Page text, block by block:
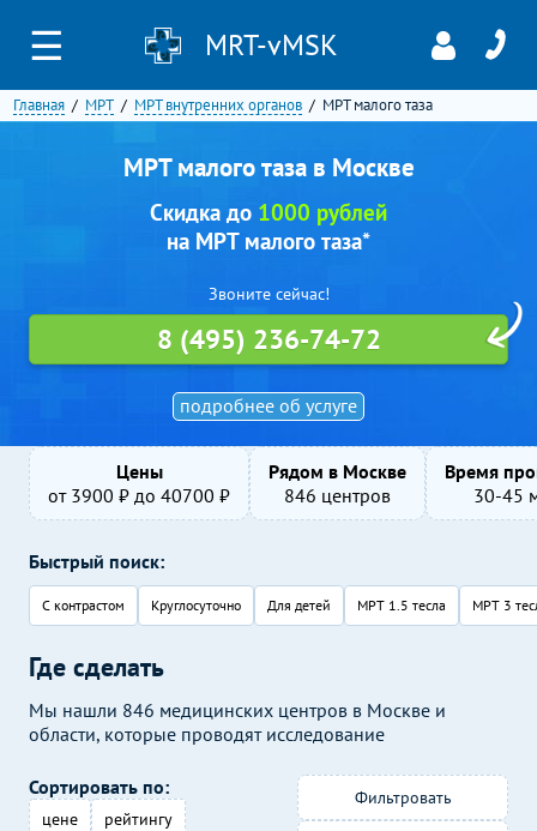
☰ MRT-vMSK
Главная МРТ МРТ внутренних органов МРТ малого таза
МРТ малого таза в Москве
подробнее об услуге
Скидка до 1000 рублей
на МРТ малого таза*
Звоните сейчас!
8 (495) 236-74-72
Цены
от 3900 ₽ до 40700 ₽
Рядом в Москве
846 центров
Время
30-45
Быстрый поиск:
С контрастом Круглосуточно Для детей МРТ 1.5 тесла МРТ 3
Где сделать
Мы нашли 846 медицинских центров в Москве и
области, которые проводят исследование
Сортировать по:
цене
рейтингу
Фильтровать